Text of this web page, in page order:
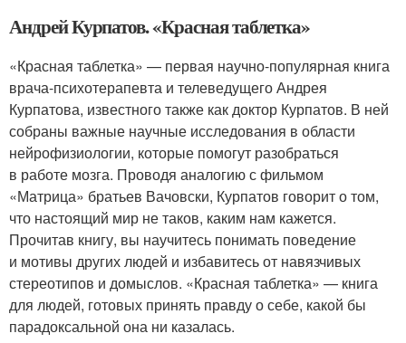
Андрей Курпатов. «Красная таблетка»
«Красная таблетка» — первая научно-популярная книга
врача-психотерапевта и телеведущего Андрея
Курпатова, известного также как доктор Курпатов. В ней
собраны важные научные исследования в области
нейрофизиологии, которые помогут разобраться
в работе мозга. Проводя аналогию с фильмом
«Матрица» братьев Вачовски, Курпатов говорит о том,
что настоящий мир не таков, каким нам кажется.
Прочитав книгу, вы научитесь понимать поведение
и мотивы других людей и избавитесь от навязчивых
стереотипов и домыслов. «Красная таблетка» — книга
для людей, готовых принять правду о себе, какой бы
парадоксальной она ни казалась.